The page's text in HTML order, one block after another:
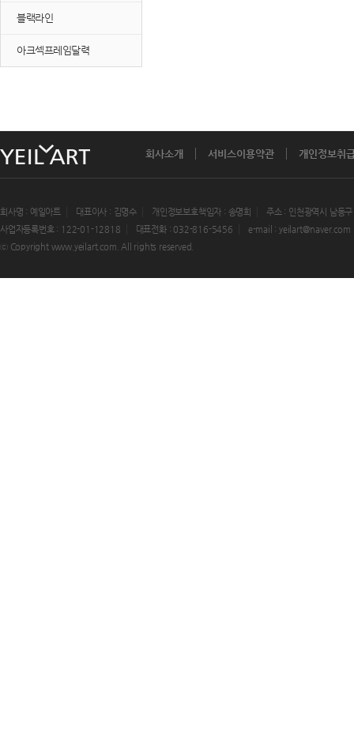
블랙라인
아크섹프레임달력
회사소개 서비스이용약관 개인정보취
회사명 : 예일아트 대표이사 : 김명수 개인정보보호책임자 : 송명희
주소 : 인천광역시 남동
사업자등록번호 : 122-01-12818
대표전화 : 032-816-5456
e-mail : yeilart@naver.com
ⓒ Copyright www.yeilart.com. All rights reserved.